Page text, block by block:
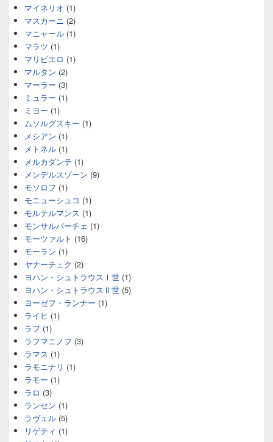
マイネリオ (1)
マスカーニ (2)
マニャール (1)
マラツ (1)
マリピエロ (1)
マルタン (2)
マーラー (3)
ミュラー (1)
ミヨー (1)
ムソルグスキー (1)
メシアン (1)
メトネル (1)
メルカダンテ (1)
メンデルスゾーン (9)
モソロフ (1)
モニューシュコ (1)
モルテルマンス (1)
モンサルバーチェ (1)
モーツァルト (16)
モーラン (1)
ヤナーチェク (2)
ヨハン・シュトラウスⅠ世 (1)
ヨハン・シュトラウスⅡ世 (5)
ヨーゼフ・ランナー (1)
ライヒ (1)
ラフ (1)
ラフマニノフ (3)
ラマス (1)
ラモニナリ (1)
ラモー (1)
ラロ (3)
ランセン (1)
ラヴェル (5)
リゲティ (1)